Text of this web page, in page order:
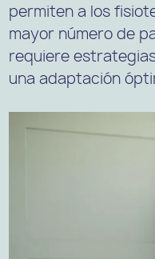
permiten a los
mayor número de
requiere
una adaptación